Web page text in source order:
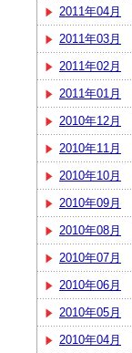
2011年04月
2011年03月
2011年02月
2011年01月
2010年12月
2010年11月
2010年10月
2010年09月
2010年08月
2010年07月
2010年06月
2010年05月
2010年04月